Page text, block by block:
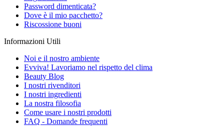
Password dimenticata?
Dove è il mio pacchetto?
Riscossione buoni
Informazioni Utili
Noi e il nostro ambiente
Evviva! Lavoriamo nel rispetto del clima
Beauty Blog
I nostri rivenditori
I nostri ingredienti
La nostra filosofia
Come usare i nostri prodotti
FAQ - Domande frequenti